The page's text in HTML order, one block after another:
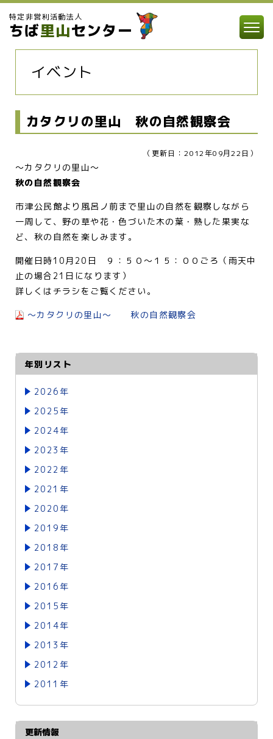
特定非営利活動法人
ちば里山センター
イベント
カタクリの里山 秋の自然観察会
（更新日：2012年09月22日）
～カタクリの里山～
秋の自然観察会
市津公民館より風呂ノ前まで里山の自然を観察しながら
一周して、野の草や花・色づいた木の葉・熟した果実な
ど、秋の自然を楽しみます。
開催日時10月20日 ９：５０～１５：００ごろ（雨天中
止の場合21日になります）
詳しくはチラシをご覧ください。
～カタクリの里山～ 秋の自然観察会
年別リスト
2026年
2025年
2024年
2023年
2022年
2021年
2020年
2019年
2018年
2017年
2016年
2015年
2014年
2013年
2012年
2011年
更新情報